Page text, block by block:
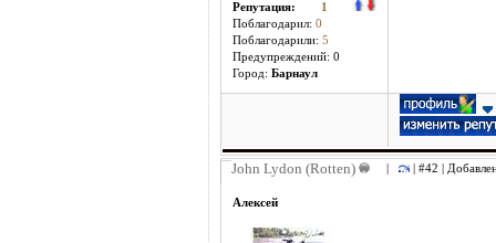
Репутация:
1
Поблагодарил: 0
Поблагодарили: 5
Предупреждений: 0
Город: Барнаул
John Lydon (Rotten) | #42 |
Алексей